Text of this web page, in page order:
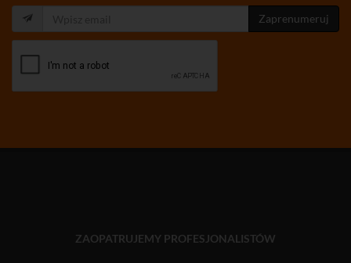
Zaprenumeruj
ZAOPATRUJEMY PROFESJONALISTÓW